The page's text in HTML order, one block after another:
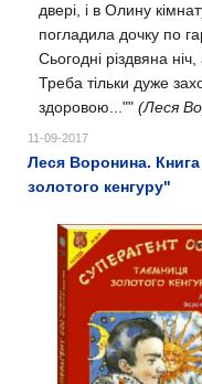
двері, і в Олину
погладила дочку по
Сьогодні різдвяна
Треба тільки дуже
здоровою..."" (Леся
11-09-2017
Леся Воронина.
золотого кенгуру"